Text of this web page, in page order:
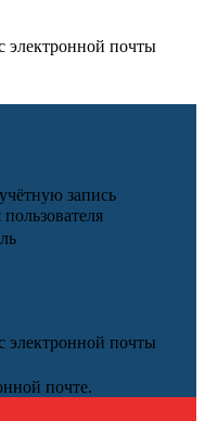
электронной почты
запись
электронной почты
почте.